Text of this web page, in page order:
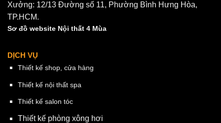
Xưởng: 12/13 Đường số 11, Phường Bình Hưng Hòa,
TP.HCM.
Sơ đồ website Nội thất 4 Mùa
DỊCH VỤ
Thiết kế shop, cửa hàng
Thiết kế nội thất spa
Thiết kế salon tóc
Thiết kế phòng xông hơi